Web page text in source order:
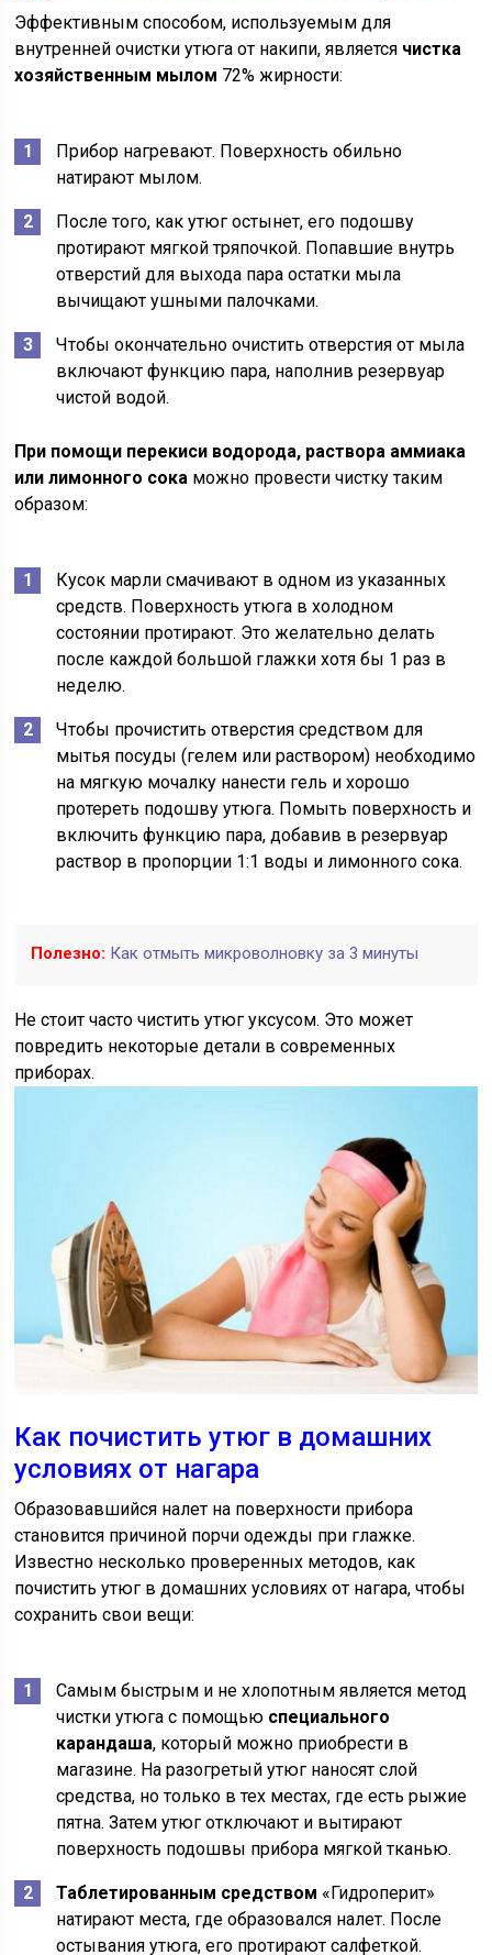
Эффективным способом, используемым для
внутренней очистки утюга от накипи, является чистка
хозяйственным мылом 72% жирности:
Прибор нагревают. Поверхность обильно
натирают мылом.
После того, как утюг остынет, его подошву
протирают мягкой тряпочкой. Попавшие внутрь
отверстий для выхода пара остатки мыла
вычищают ушными палочками.
Чтобы окончательно очистить отверстия от мыла
включают функцию пара, наполнив резервуар
чистой водой.
При помощи перекиси водорода, раствора аммиака
или лимонного сока можно провести чистку таким
образом:
Кусок марли смачивают в одном из указанных
средств. Поверхность утюга в холодном
состоянии протирают. Это желательно делать
после каждой большой глажки хотя бы 1 раз в
неделю.
Чтобы прочистить отверстия средством для
мытья посуды (гелем или раствором) необходимо
на мягкую мочалку нанести гель и хорошо
протереть подошву утюга. Помыть поверхность и
включить функцию пара, добавив в резервуар
раствор в пропорции 1:1 воды и лимонного сока.
Полезно: Как отмыть микроволновку за 3 минуты
Не стоит часто чистить утюг уксусом. Это может
повредить некоторые детали в современных
приборах.
Как почистить утюг в домашних
условиях от нагара
Образовавшийся налет на поверхности прибора
становится причиной порчи одежды при глажке.
Известно несколько проверенных методов, как
почистить утюг в домашних условиях от нагара, чтобы
сохранить свои вещи:
Самым быстрым и не хлопотным является метод
чистки утюга с помощью специального
карандаша, который можно приобрести в
магазине. На разогретый утюг наносят слой
средства, но только в тех местах, где есть рыжие
пятна. Затем утюг отключают и вытирают
поверхность подошвы прибора мягкой тканью.
Таблетированным средством «Гидроперит»
натирают места, где образовался налет. После
остывания утюга, его протирают салфеткой.